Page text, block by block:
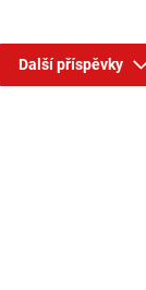
Další příspěvky